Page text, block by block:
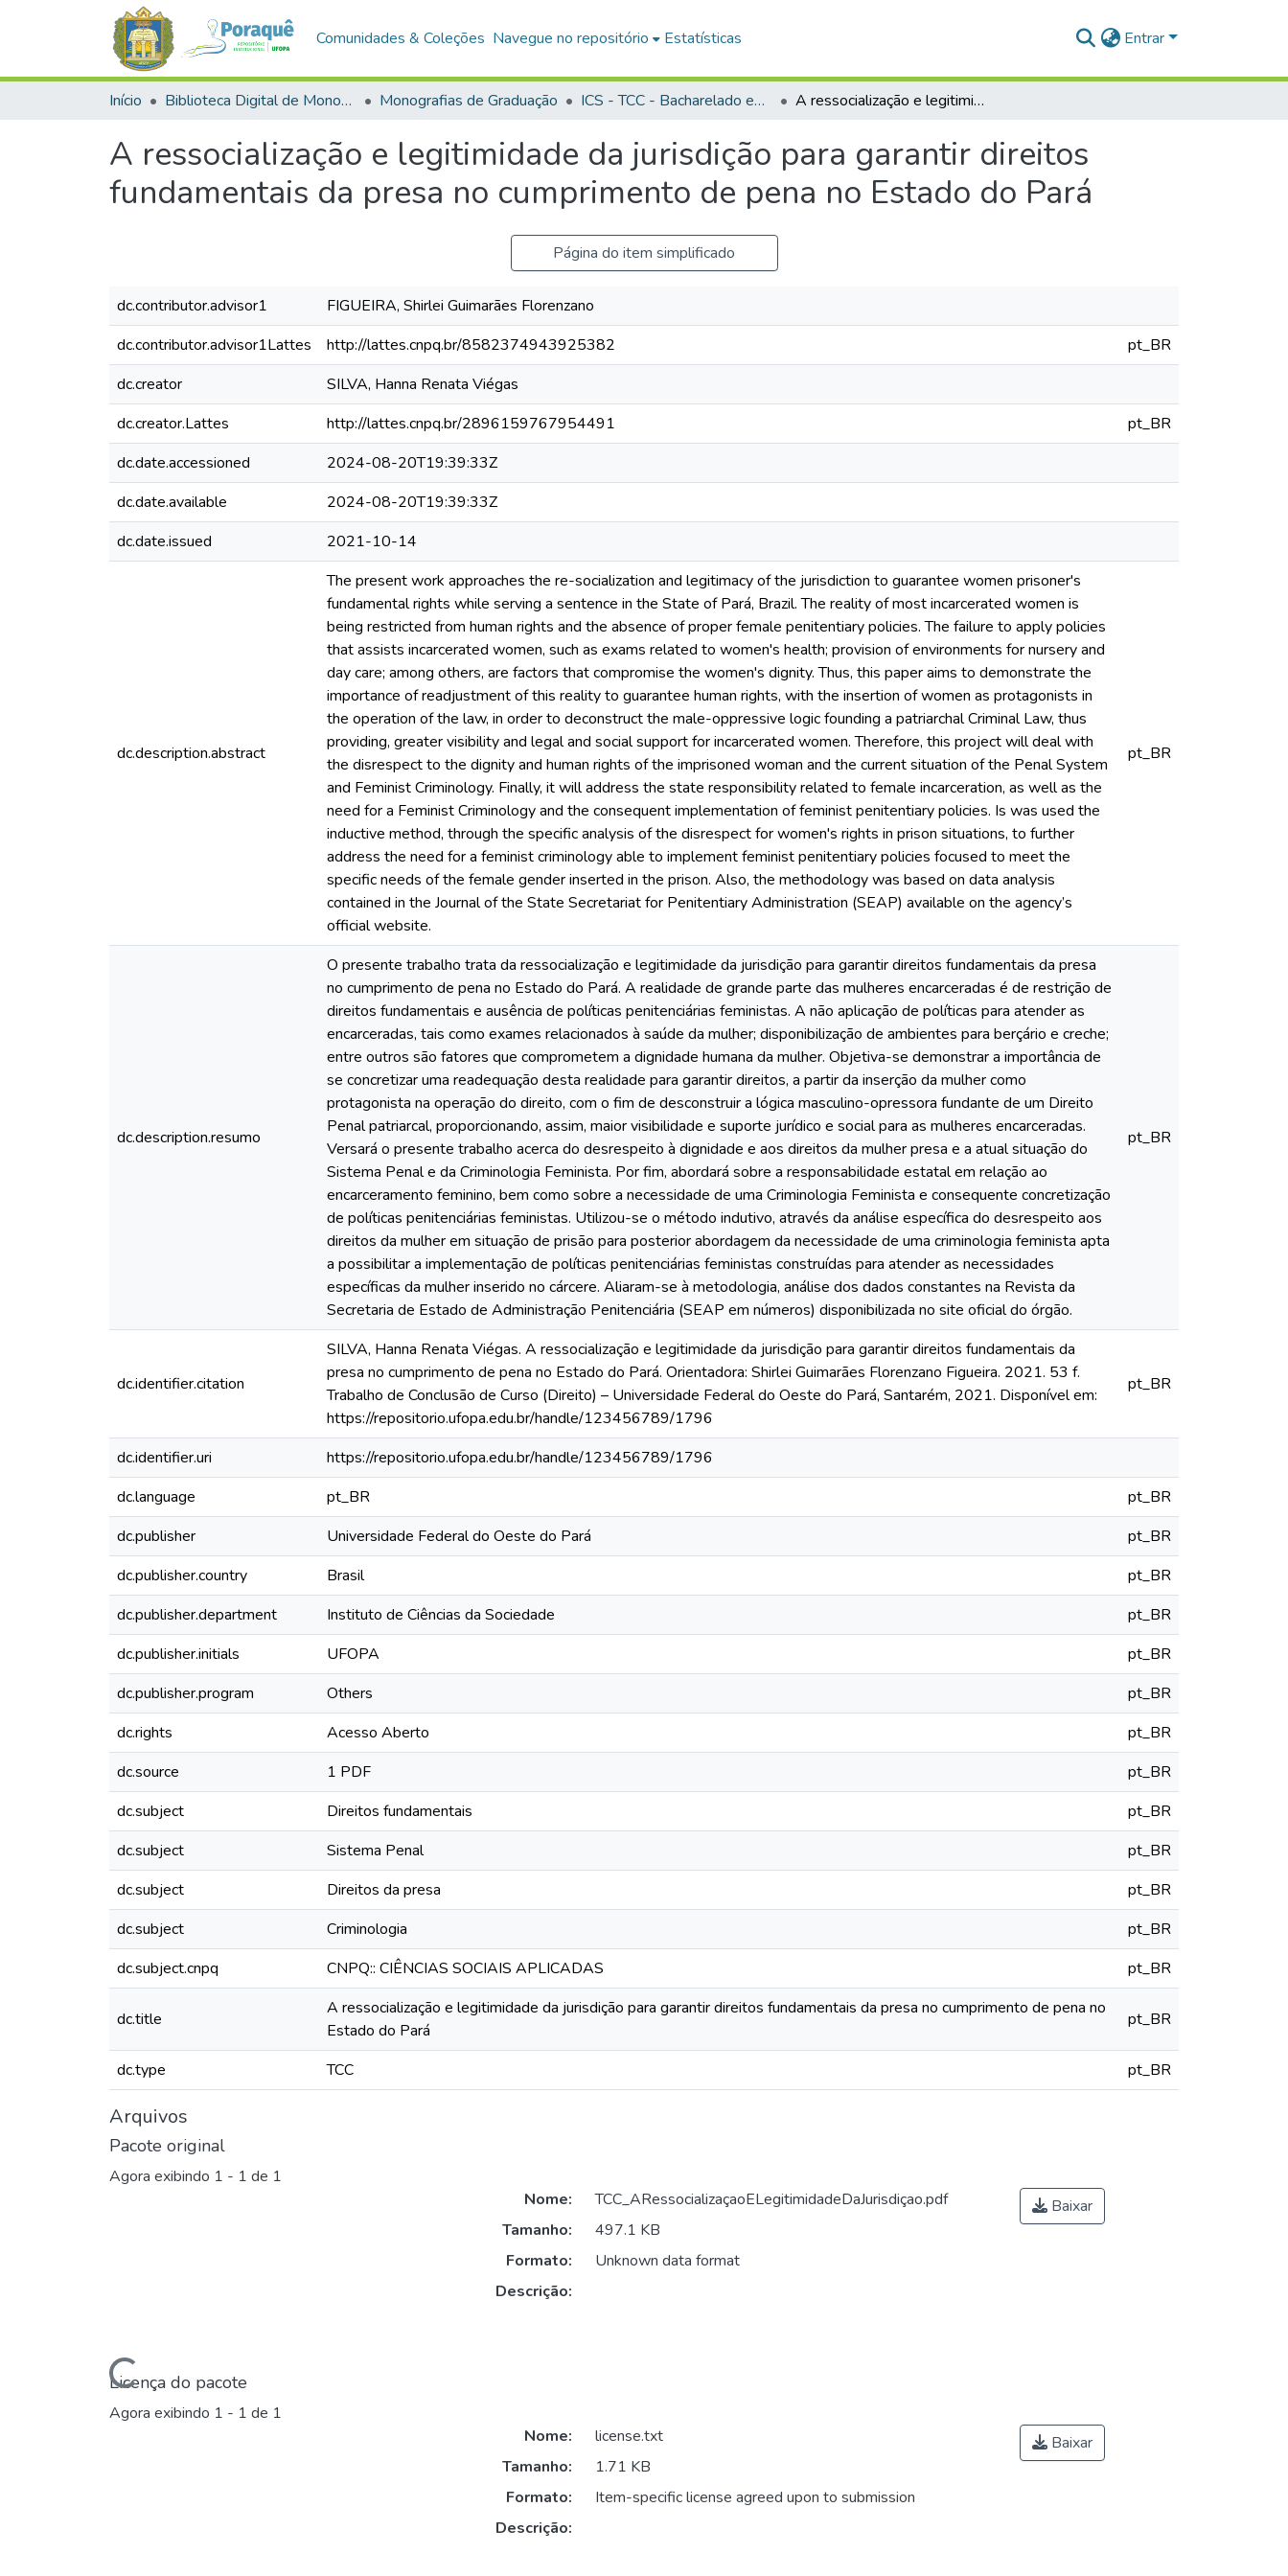
Comunidades & Coleções Navegue no repositório Estatísticas Entrar
Início Biblioteca Digital de Monografias (BDM) Monografias de Graduação ICS - TCC - Bacharelado em Direito A ressocialização e legitimidade da jurisdição para garantir direitos fundamentais da presa no cumprimento de pena no Estado do Pará
A ressocialização e legitimidade da jurisdição para garantir direitos
fundamentais da presa no cumprimento de pena no Estado do Pará
Página do item simplificado
dc.contributor.advisor1
FIGUEIRA, Shirlei Guimarães Florenzano
dc.contributor.advisor1Lattes
http://lattes.cnpq.br/8582374943925382
pt_BR
dc.creator
SILVA, Hanna Renata Viégas
dc.creator.Lattes
http://lattes.cnpq.br/2896159767954491
pt_BR
dc.date.accessioned
2024-08-20T19:39:33Z
dc.date.available
2024-08-20T19:39:33Z
dc.date.issued
2021-10-14
dc.description.abstract
The present work approaches the re-socialization and legitimacy of the jurisdiction to guarantee women prisoner's
fundamental rights while serving a sentence in the State of Pará, Brazil. The reality of most incarcerated women is
being restricted from human rights and the absence of proper female penitentiary policies. The failure to apply policies
that assists incarcerated women, such as exams related to women's health; provision of environments for nursery and
day care; among others, are factors that compromise the women's dignity. Thus, this paper aims to demonstrate the
importance of readjustment of this reality to guarantee human rights, with the insertion of women as protagonists in
the operation of the law, in order to deconstruct the male-oppressive logic founding a patriarchal Criminal Law, thus
providing, greater visibility and legal and social support for incarcerated women. Therefore, this project will deal with
the disrespect to the dignity and human rights of the imprisoned woman and the current situation of the Penal System
and Feminist Criminology. Finally, it will address the state responsibility related to female incarceration, as well as the
need for a Feminist Criminology and the consequent implementation of feminist penitentiary policies. Is was used the
inductive method, through the specific analysis of the disrespect for women's rights in prison situations, to further
address the need for a feminist criminology able to implement feminist penitentiary policies focused to meet the
specific needs of the female gender inserted in the prison. Also, the methodology was based on data analysis
contained in the Journal of the State Secretariat for Penitentiary Administration (SEAP) available on the agency’s
official website.
pt_BR
dc.description.resumo
O presente trabalho trata da ressocialização e legitimidade da jurisdição para garantir direitos fundamentais da presa
no cumprimento de pena no Estado do Pará. A realidade de grande parte das mulheres encarceradas é de restrição de
direitos fundamentais e ausência de políticas penitenciárias feministas. A não aplicação de políticas para atender as
encarceradas, tais como exames relacionados à saúde da mulher; disponibilização de ambientes para berçário e creche;
entre outros são fatores que comprometem a dignidade humana da mulher. Objetiva-se demonstrar a importância de
se concretizar uma readequação desta realidade para garantir direitos, a partir da inserção da mulher como
protagonista na operação do direito, com o fim de desconstruir a lógica masculino-opressora fundante de um Direito
Penal patriarcal, proporcionando, assim, maior visibilidade e suporte jurídico e social para as mulheres encarceradas.
Versará o presente trabalho acerca do desrespeito à dignidade e aos direitos da mulher presa e a atual situação do
Sistema Penal e da Criminologia Feminista. Por fim, abordará sobre a responsabilidade estatal em relação ao
encarceramento feminino, bem como sobre a necessidade de uma Criminologia Feminista e consequente concretização
de políticas penitenciárias feministas. Utilizou-se o método indutivo, através da análise específica do desrespeito aos
direitos da mulher em situação de prisão para posterior abordagem da necessidade de uma criminologia feminista apta
a possibilitar a implementação de políticas penitenciárias feministas construídas para atender as necessidades
específicas da mulher inserido no cárcere. Aliaram-se à metodologia, análise dos dados constantes na Revista da
Secretaria de Estado de Administração Penitenciária (SEAP em números) disponibilizada no site oficial do órgão.
pt_BR
dc.identifier.citation
SILVA, Hanna Renata Viégas. A ressocialização e legitimidade da jurisdição para garantir direitos fundamentais da
presa no cumprimento de pena no Estado do Pará. Orientadora: Shirlei Guimarães Florenzano Figueira. 2021. 53 f.
Trabalho de Conclusão de Curso (Direito) – Universidade Federal do Oeste do Pará, Santarém, 2021. Disponível em:
https://repositorio.ufopa.edu.br/handle/123456789/1796
pt_BR
dc.identifier.uri
https://repositorio.ufopa.edu.br/handle/123456789/1796
dc.language
pt_BR
pt_BR
dc.publisher
Universidade Federal do Oeste do Pará
pt_BR
dc.publisher.country
Brasil
pt_BR
dc.publisher.department
Instituto de Ciências da Sociedade
pt_BR
dc.publisher.initials
UFOPA
pt_BR
dc.publisher.program
Others
pt_BR
dc.rights
Acesso Aberto
pt_BR
dc.source
1 PDF
pt_BR
dc.subject
Direitos fundamentais
pt_BR
dc.subject
Sistema Penal
pt_BR
dc.subject
Direitos da presa
pt_BR
dc.subject
Criminologia
pt_BR
dc.subject.cnpq
CNPQ:: CIÊNCIAS SOCIAIS APLICADAS pt_BR
dc.title
A ressocialização e legitimidade da jurisdição para garantir direitos fundamentais da presa no cumprimento de pena no
Estado do Pará
pt_BR
dc.type TCC pt_BR
Arquivos
Pacote original
Agora exibindo 1 - 1 de 1
Carregando...
Nome:
TCC_ARessocializaçaoELegitimidadeDaJurisdiçao.pdf
Tamanho:
497.1 KB
Formato:
Unknown data format
Descrição:
Baixar
Licença do pacote
Agora exibindo 1 - 1 de 1
Nome:
license.txt
Tamanho:
1.71 KB
Formato:
Item-specific license agreed upon to submission
Descrição:
Baixar